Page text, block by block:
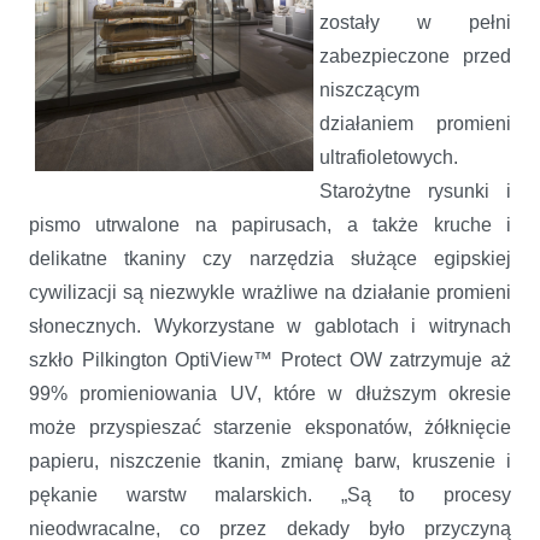
zostały w pełni
zabezpieczone przed
niszczącym
działaniem promieni
ultrafioletowych.
Starożytne rysunki i
pismo utrwalone na papirusach, a także kruche i
delikatne tkaniny czy narzędzia służące egipskiej
cywilizacji są niezwykle wrażliwe na działanie promieni
słonecznych. Wykorzystane w gablotach i witrynach
szkło Pilkington OptiView™ Protect OW zatrzymuje aż
99% promieniowania UV, które w dłuższym okresie
może przyspieszać starzenie eksponatów, żółknięcie
papieru, niszczenie tkanin, zmianę barw, kruszenie i
pękanie warstw malarskich. „Są to procesy
nieodwracalne, co przez dekady było przyczyną